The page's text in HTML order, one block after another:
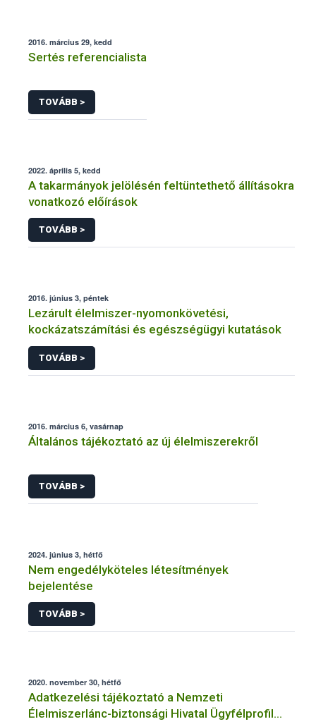
2016. március 29, kedd
Sertés referencialista
TOVÁBB >
2022. április 5, kedd
A takarmányok jelölésén feltüntethető állításokra
vonatkozó előírások
TOVÁBB >
2016. június 3, péntek
Lezárult élelmiszer-nyomonkövetési,
kockázatszámítási és egészségügyi kutatások
TOVÁBB >
2016. március 6, vasárnap
Általános tájékoztató az új élelmiszerekről
TOVÁBB >
2024. június 3, hétfő
Nem engedélyköteles létesítmények
bejelentése
TOVÁBB >
2020. november 30, hétfő
Adatkezelési tájékoztató a Nemzeti
Élelmiszerlánc-biztonsági Hivatal Ügyfélprofil